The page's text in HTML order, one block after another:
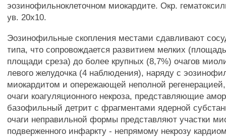
эозинофильноклеточном миокардите. Окр.
ув. 20x10.
Эозинофильные скопления местами сдавливают
типа, что сопровождается развитием мелких
площади среза) до более крупных (8,7%) очагов
левого желудочка (4 наблюдения), наряду с
миокардитом и опережающей неполной
очаги коагуляционного некроза, представляющие
базофильный детрит с фрагментами ядерной
очаги неправильной формы представляют участки
подверженного инфаркту - непрямому некрозу